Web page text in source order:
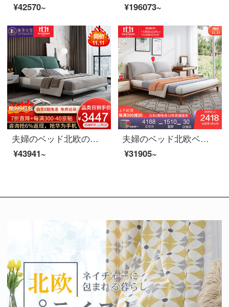
¥42570~
¥196073~
夫婦のベッド北欧の軽奢な布芸ダブルベッド1.8メートルのイタリア式のきわめて簡単な寝室は木のベッドの逸品の家具のベッド+マットレス+マットレス+マットレス*2 1800*2000を分解して洗うことができます。
¥43941~
夫婦のベッド北欧ベッドのダブルベッド1.8メートルのシンプルなベッドルームの布芸ベッドの逸品家具のベッド+ベッドの頭の棚*1 1800*2000
¥31905~